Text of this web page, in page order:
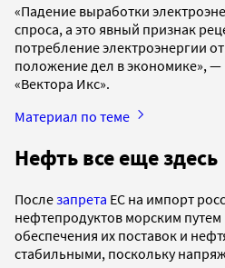
«Падение выработки
спроса, а это явный признак
потребление электроэнергии
положение дел в экономике», —
«Вектора Икс».
Материал по теме
Нефть все еще здесь
Послезапрета ЕС на импорт
нефтепродуктов морским
обеспечения их поставок и
стабильными, поскольку